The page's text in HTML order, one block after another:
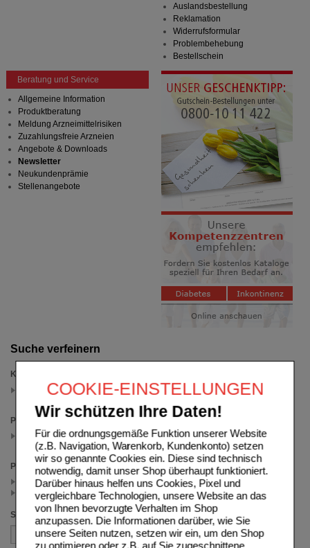
COOKIE-EINSTELLUNGEN
Wir schützen Ihre Daten!
Für die ordnungsgemäße Funktion unserer Website
(z.B. Navigation, Warenkorb, Kundenkonto) setzen
wir so genannte Cookies ein. Diese sind technisch
notwendig, damit unser Shop überhaupt funktioniert.
Darüber hinaus helfen uns Cookies, Pixel und
vergleichbare Technologien, unsere Website an das
von Ihnen bevorzugte Verhalten im Shop
anzupassen. Die Informationen darüber, wie Sie
unsere Seiten nutzen, setzen wir ein, um den Shop
zu optimieren oder z.B. auf Sie zugeschnittene
Suche verfeinern
Kategorien
Schmerzpflaster
(auswahl entfernen)
Packungsgröße
4 St
(auswahl entfernen)
Preis
< 22.50 (1)
>= 22.50 (1)
Sortieren nach
Auslandsbestellung
Reklamation
Widerrufsformular
Problembehebung
Bestellschein
Beratung und Service
Allgemeine Information
Produktberatung
Meldung Arzneimittelrisiken
Zuzahlungsfreie Arzneien
Angebote & Downloads
Newsletter
Neukundenprämie
Stellenangebote